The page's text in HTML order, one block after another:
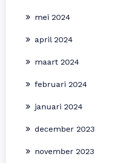
mei 2024
april 2024
maart 2024
februari 2024
januari 2024
december 2023
november 2023